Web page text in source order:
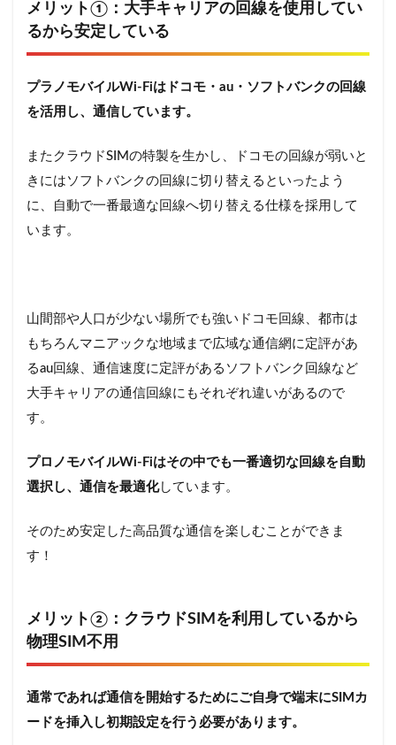
メリット①：大手キャリアの回線を使用してい
るから安定している
プラノモバイルWi-Fiはドコモ・au・ソフトバンクの回線
を活用し、通信しています。
またクラウドSIMの特製を生かし、ドコモの回線が弱いと
きにはソフトバンクの回線に切り替えるといったよう
に、自動で一番最適な回線へ切り替える仕様を採用して
います。
山間部や人口が少ない場所でも強いドコモ回線、都市は
もちろんマニアックな地域まで広域な通信網に定評があ
るau回線、通信速度に定評があるソフトバンク回線など
大手キャリアの通信回線にもそれぞれ違いがあるので
す。
プロノモバイルWi-Fiはその中でも一番適切な回線を自動
選択し、通信を最適化しています。
そのため安定した高品質な通信を楽しむことができま
す！
メリット②：クラウドSIMを利用しているから
物理SIM不用
通常であれば通信を開始するためにご自身で端末にSIMカ
ードを挿入し初期設定を行う必要があります。